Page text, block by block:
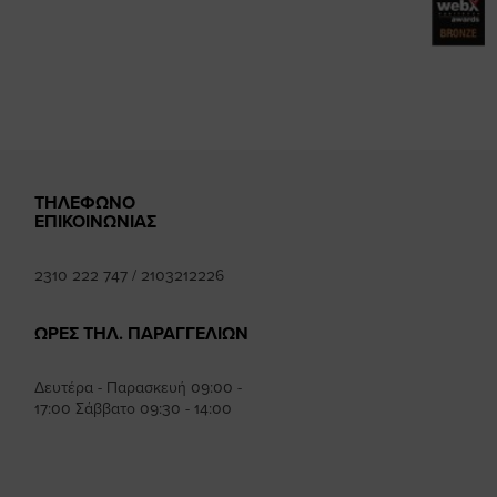
ΤΗΛΕΦΩΝΟ
ΕΠΙΚΟΙΝΩΝΙΑΣ
2310 222 747 / 2103212226
ΩΡΕΣ ΤΗΛ. ΠΑΡΑΓΓΕΛΙΩΝ
Δευτέρα - Παρασκευή 09:00 -
17:00 Σάββατο 09:30 - 14:00